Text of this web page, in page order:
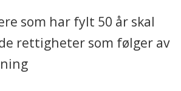
som har fylt 50 år skal
rettigheter som følger av